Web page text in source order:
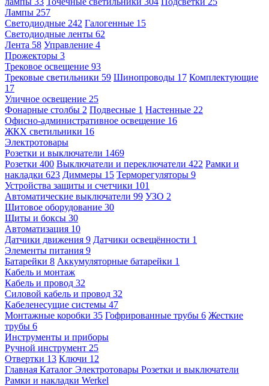
Лампы 257
Светодиодные 242 Галогенные 15
Светодиодные ленты 62
Лента 58 Управление 4
Прожекторы 3
Трековое освещение 93
Трековые светильники 59 Шинопроводы 17 Комплектующие
17
Уличное освещение 25
Фонарные столбы 2 Подвесные 1 Настенные 22
Офисно-административное освещение 16
ЖКХ светильники 16
Электротовары
Розетки и выключатели 1469
Розетки 400 Выключатели и переключатели 422 Рамки и
накладки 623 Диммеры 15 Терморегуляторы 9
Устройства защиты и счетчики 101
Автоматические выключатели 99 УЗО 2
Щитовое оборудование 30
Щиты и боксы 30
Автоматизация 10
Датчики движения 9 Датчики освещённости 1
Элементы питания 9
Батарейки 8 Аккумуляторные батарейки 1
Кабель и монтаж
Кабель и провод 32
Силовой кабель и провод 32
Кабеленесущие системы 47
Монтажные коробки 35 Гофрированные трубы 6 Жесткие
трубы 6
Инструменты и приборы
Ручной инструмент 25
Отвертки 13 Ключи 12
Главная Каталог Электротовары Розетки и выключатели
Рамки и накладки Werkel